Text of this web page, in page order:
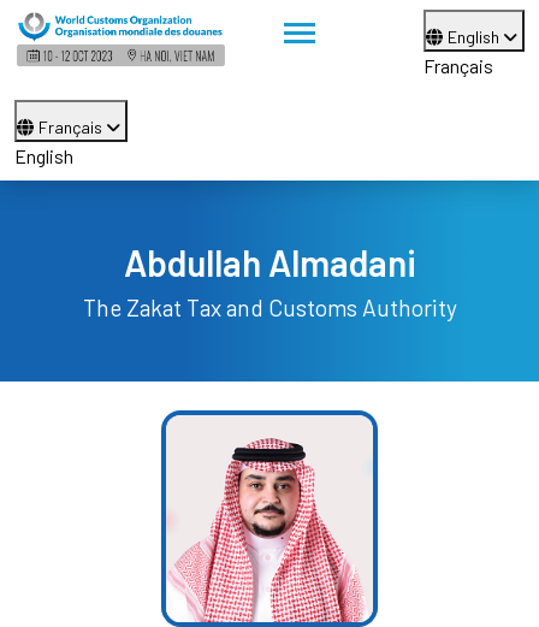
English
Français
Français
English
Abdullah Almadani
The Zakat Tax and Customs Authority